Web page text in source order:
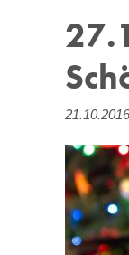
21.10.2016